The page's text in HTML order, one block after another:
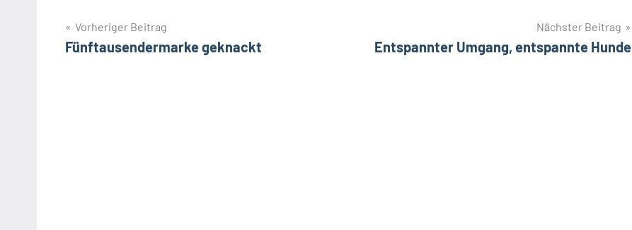
Beitragsnavigation
Vorheriger Beitrag
Fünftausendermarke geknackt
Nächster Beitrag
Entspannter Umgang, entspannte Hunde